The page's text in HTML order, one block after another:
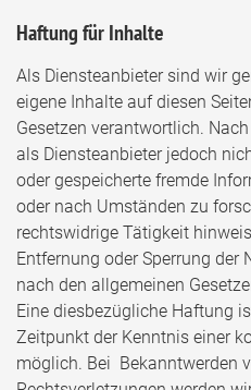
Haftung für Inhalte
Als Diensteanbieter sind wir
eigene Inhalte auf diesen
Gesetzen verantwortlich.
als Diensteanbieter jedoch
oder gespeicherte fremde
oder nach Umständen zu
rechtswidrige Tätigkeit
Entfernung oder Sperrung
nach den allgemeinen
Eine diesbezügliche Haftung
Zeitpunkt der Kenntnis einer
möglich. Bei Bekanntwerden